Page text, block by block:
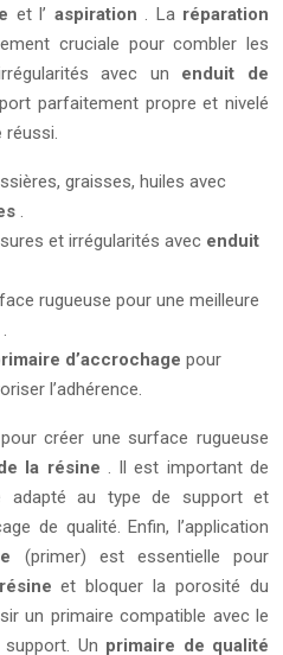
et l’ aspiration . La réparation
cruciale pour combler les
avec un enduit de
parfaitement propre et nivelé
réussi.
graisses, huiles avec
.
et irrégularités avec enduit
rugueuse pour une meilleure
.
d’accrochage pour
l’adhérence.
créer une surface rugueuse
la résine . Il est important de
adapté au type de support et
de qualité. Enfin, l’application
(primer) est essentielle pour
résineet bloquer la porosité du
un primaire compatible avec le
Un primaire de qualité